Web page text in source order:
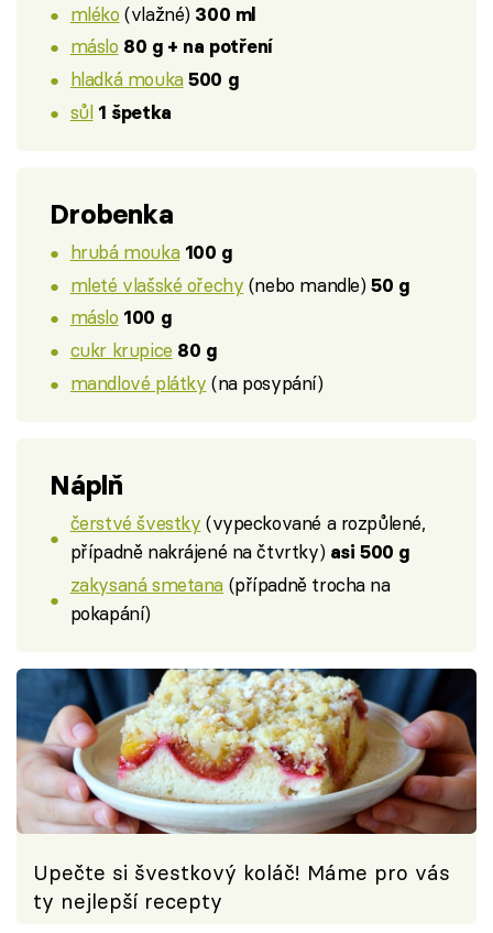
mléko (vlažné) 300 ml
máslo 80 g + na potření
hladká mouka 500 g
sůl 1 špetka
Drobenka
hrubá mouka 100 g
mleté vlašské ořechy (nebo mandle) 50 g
máslo 100 g
cukr krupice 80 g
mandlové plátky (na posypání)
Náplň
čerstvé švestky (vypeckované a rozpůlené,
případně nakrájené na čtvrtky) asi 500 g
zakysaná smetana (případně trocha na
pokapání)
Upečte si švestkový koláč! Máme pro vás
ty nejlepší recepty